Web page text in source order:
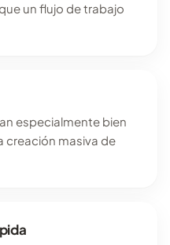
un flujo de trabajo
especialmente bien
creación masiva de